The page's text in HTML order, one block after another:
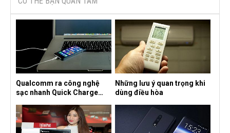
Qualcomm ra công nghệ
sạc nhanh Quick Charge
Những lưu ý quan trọng khi
dùng điều hòa